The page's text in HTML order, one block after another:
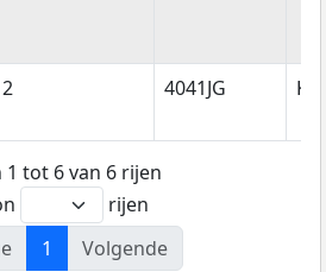
4041JG
1 tot 6 van 6 rijen
rijen
1 Volgende